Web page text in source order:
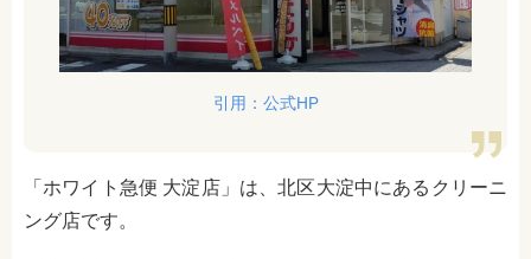
引用：公式HP
「ホワイト急便 大淀店」は、北区大淀中にあるクリーニ
ング店です。